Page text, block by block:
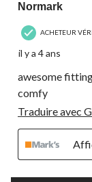
Normark
ACHETEUR
il y a 4 ans
awesome
comfy
Traduire avec